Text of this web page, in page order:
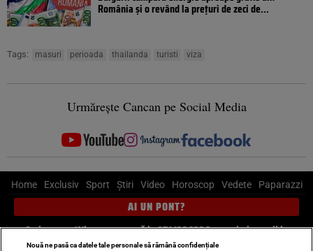
România și o revând la prețuri de zeci de...
Tags: masuri perioada thailanda turisti viza
Urmărește Cancan pe Social Media
Home Exclusiv Sport Știri Video Horoscop Vedete Paparazzi
AI UN PONT?
Scrie-ne pe Whatsapp, sună la 0741226226 sau trimite mail la
pont@cancan.ro
Nouă ne pasă ca datele tale personale să rămână confidențiale